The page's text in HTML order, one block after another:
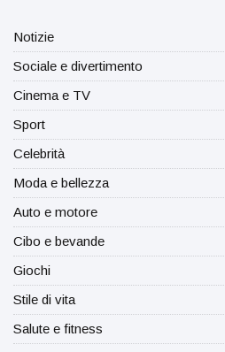
Notizie
Sociale e divertimento
Cinema e TV
Sport
Celebrità
Moda e bellezza
Auto e motore
Cibo e bevande
Giochi
Stile di vita
Salute e fitness